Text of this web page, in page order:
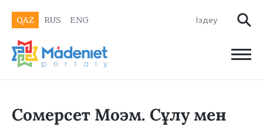
QAZ RUS ENG
Сомерсет Моэм. Сұлу мен